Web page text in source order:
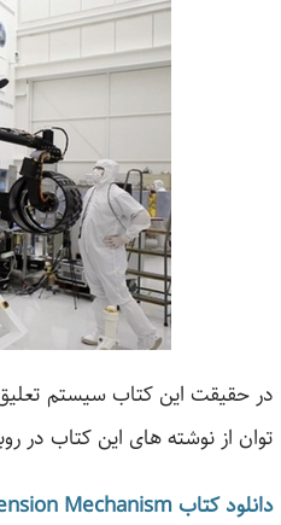
در حقیقت این کتاب سیستم
توان از نوشته های این کتاب در
دانلود کتاب Design of a Mars Rover Suspension Mechanism